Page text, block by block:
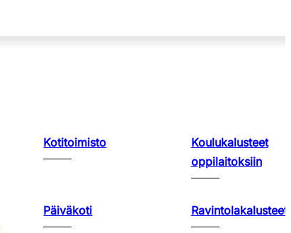
Kotitoimisto
Koulukalusteet
oppilaitoksiin
Päiväkoti Ravintolakalusteet